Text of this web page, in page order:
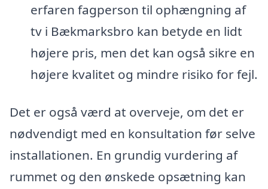
erfaren fagperson til ophængning af
tv i Bækmarksbro kan betyde en lidt
højere pris, men det kan også sikre en
højere kvalitet og mindre risiko for fejl.
Det er også værd at overveje, om det er
nødvendigt med en konsultation før selve
installationen. En grundig vurdering af
rummet og den ønskede opsætning kan